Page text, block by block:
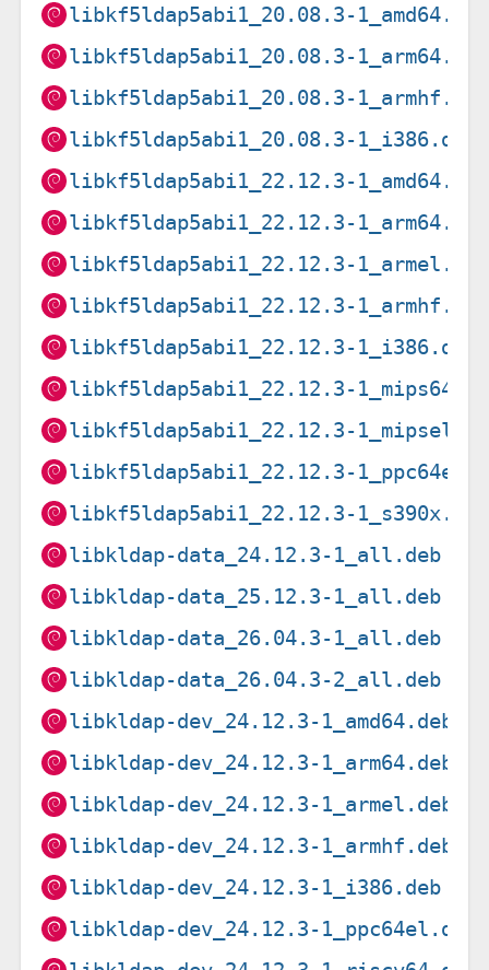
libkf5ldap5abi1_20.08.3-1_amd64.deb
libkf5ldap5abi1_20.08.3-1_arm64.deb
libkf5ldap5abi1_20.08.3-1_armhf.deb
libkf5ldap5abi1_20.08.3-1_i386.deb
libkf5ldap5abi1_22.12.3-1_amd64.deb
libkf5ldap5abi1_22.12.3-1_arm64.deb
libkf5ldap5abi1_22.12.3-1_armel.deb
libkf5ldap5abi1_22.12.3-1_armhf.deb
libkf5ldap5abi1_22.12.3-1_i386.deb
libkf5ldap5abi1_22.12.3-
libkf5ldap5abi1_22.12.3-
libkf5ldap5abi1_22.12.3-
libkf5ldap5abi1_22.12.3-1_s390x.deb
libkldap-data_24.12.3-1_all.deb
libkldap-data_25.12.3-1_all.deb
libkldap-data_26.04.3-1_all.deb
libkldap-data_26.04.3-2_all.deb
libkldap-dev_24.12.3-1_amd64.deb
libkldap-dev_24.12.3-1_arm64.deb
libkldap-dev_24.12.3-1_armel.deb
libkldap-dev_24.12.3-1_armhf.deb
libkldap-dev_24.12.3-1_i386.deb
libkldap-dev_24.12.3-1_ppc64el.deb